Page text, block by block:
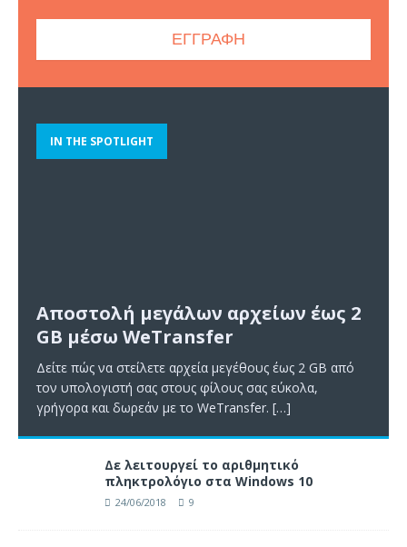
IN THE SPOTLIGHT
Αποστολή μεγάλων αρχείων έως 2
GB μέσω WeTransfer
Δείτε πώς να στείλετε αρχεία μεγέθους έως 2 GB από
τον υπολογιστή σας στους φίλους σας εύκολα,
γρήγορα και δωρεάν με το WeTransfer. […]
Δε λειτουργεί το αριθμητικό
πληκτρολόγιο στα Windows 10
24/06/2018 9